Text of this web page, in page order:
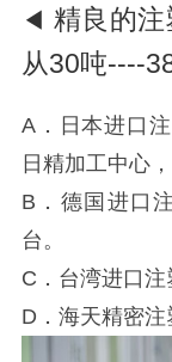
◀ 精良的
从30吨----
A．日本进口
日精加工中心，
B．德国进口
台。
C．台湾进口注
D ． 海天精密注